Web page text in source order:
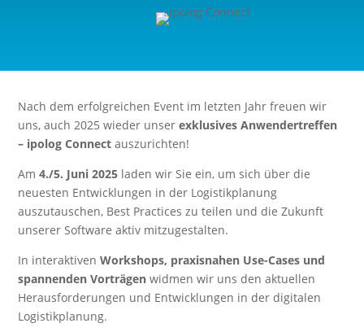
Nach dem erfolgreichen Event im letzten Jahr freuen wir
uns, auch 2025 wieder unserexklusives Anwendertreffen
– ipolog Connect auszurichten!
Am4./5. Juni 2025 laden wir Sie ein, um sich über die
neuesten Entwicklungen in der Logistikplanung
auszutauschen, Best Practices zu teilen und die Zukunft
unserer Software aktiv mitzugestalten.
In interaktivenWorkshops, praxisnahen Use-Cases und
spannenden Vorträgen widmen wir uns den aktuellen
Herausforderungen und Entwicklungen in der digitalen
Logistikplanung.